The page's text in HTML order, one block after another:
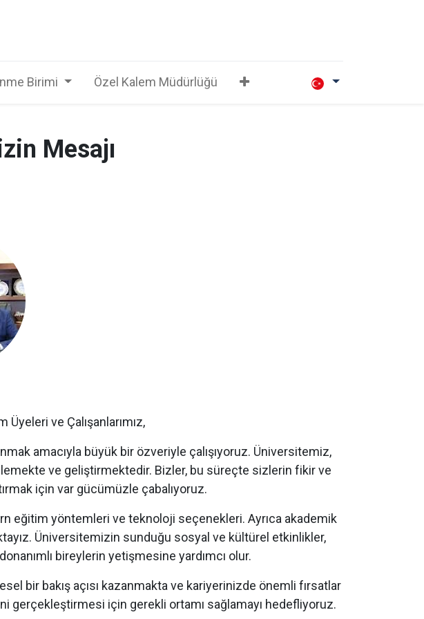
Birimi Özel Kalem Müdürlüğü
Mesajı​
ve Çalışanlarımız,
amacıyla büyük bir özveriyle çalışıyoruz. Üniversitemiz,
ve geliştirmektedir. Bizler, bu süreçte sizlerin fikir ve
için var gücümüzle çabalıyoruz.
eğitim yöntemleri ve teknoloji seçenekleri. Ayrıca akademik
Üniversitemizin sunduğu sosyal ve kültürel etkinlikler,
bireylerin yetişmesine yardımcı olur.
bir bakış açısı kazanmakta ve kariyerinizde önemli fırsatlar
gerçekleştirmesi için gerekli ortamı sağlamayı hedefliyoruz.